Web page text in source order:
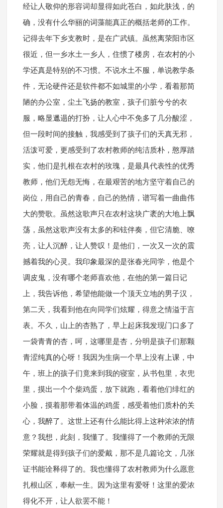
经让人敬仰的形容词却显得如此苍白，如此肤浅，的
确，没有什么华丽的词藻能真正的概括老师的工作。
记得去年下乡支教时，是在广武镇。虽然离荥阳市区
很近，但一乡水土一乡人，住惯了楼房，在农村的小
学还真是特别的不习惯。不说水土不服，单说教学条
件，无论硬件还是软件都不如城里的小学，看着那简
陋的办公室，尘土飞扬的教室，孩子们脏兮兮的衣
服，略显邋遢的打扮，让人心中不免多了几分酸涩，
但一段时间的接触，我感受到了孩子们的天真无邪，
活泼可爱，更感受到了农村教师的纯洁质朴，憨厚踏
实，他们是扎根在农村的玫瑰，是最具代表性的优秀
教师，他们无怨无悔，在最艰苦的地方坚守着自己的
岗位，用自己的青春，自己的热情，谱写着一曲曲伟
大的赞歌。虽然这歌声只在农村这块广袤的大地上飘
荡，虽然这歌声没有太多的和铉伴奏，但它清脆、嘹
亮，让人沉醉，让人赞叹！是他们，一次又一次的震
撼着我的心灵。我印象最深的是张春光同学，他是个
调皮鬼，没有哪个老师喜欢他，在他的第一篇日记
上，我告诉他，希望他能做一个顶天立地的男子汉，
第二天，我看到他在向同学们炫耀，得意之情溢于言
表。不久，山上的杏熟了，早上起床我发现门口多了
一袋青青的杏，呵，这哪里是杏，分明是孩子们那颗
青涩纯真的心呀！我因为生病一个早上没有上课，中
午，班上的孩子们竟来到我的寝室，从书包里，衣兜
里，摸出一个个柴鸡蛋，放下就跑，看着他们绯红的
小脸，摸着那带着体温的鸡蛋，感受着他们质朴的关
心，我醉了。这世上还有什么能比得上这种浓浓的情
意？我想，此刻，我懂了。我懂得了一个教师的无限
荣耀就是得到孩子们的爱戴，那不是几篇论文，几张
证书能诠释得了的。我也懂得了农村教师为什么愿意
扎根山区，奉献一生。因为这里有爱呀！这里的爱浓
得化不开，让人欲罢不能！